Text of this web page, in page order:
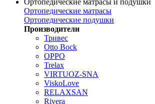
Ортопедические матрасы и подушки
Ортопедические матрасы
Ортопедические подушки
Производители
Тривес
Otto Bock
OPPO
Trelax
VIRTUOZ-SNA
ViskoLove
RELAXSAN
Rivera